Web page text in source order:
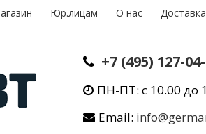
Юр.лицам О нас
+7 (495) 127-
ПН-ПТ: с 10.00 до
Email: